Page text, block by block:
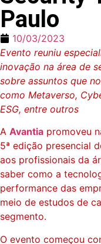
Paulo
10/03/2023
Evento reuniu
inovação na área de
sobre assuntos que
como Metaverso,
ESG, entre outros
A Avantia promoveu
5ª edição presencial
aos profissionais da
saber como a
performance das
meio de estudos de
segmento.
O evento começou